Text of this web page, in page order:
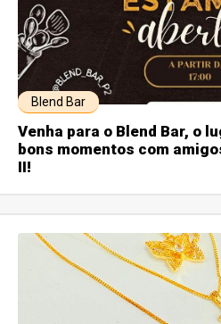
Blend Bar
Venha para o Blend Bar, o
bons momentos com
II!